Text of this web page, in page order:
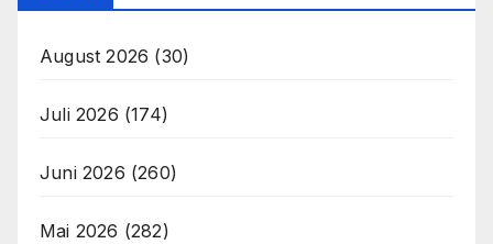
August 2026 (30)
Juli 2026 (174)
Juni 2026 (260)
Mai 2026 (282)